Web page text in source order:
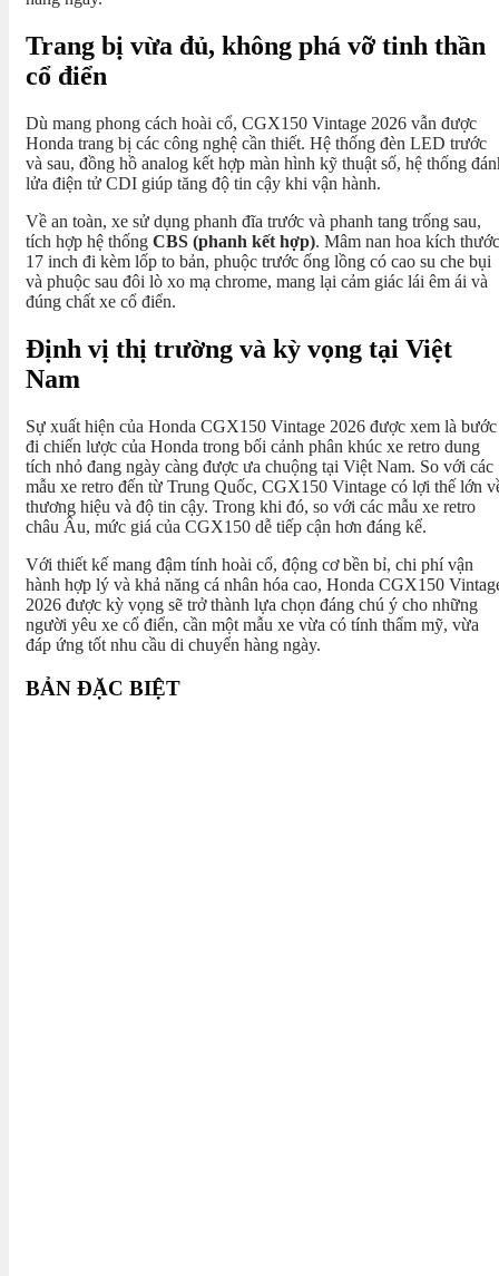
Trang bị vừa đủ, không phá vỡ tinh thần
cổ điển
Dù mang phong cách hoài cổ, CGX150 Vintage 2026 vẫn được
Honda trang bị các công nghệ cần thiết. Hệ thống đèn LED trước
và sau, đồng hồ analog kết hợp màn hình kỹ thuật số, hệ thống
lửa điện tử CDI giúp tăng độ tin cậy khi vận hành.
Về an toàn, xe sử dụng phanh đĩa trước và phanh tang trống sau,
tích hợp hệ thống CBS (phanh kết hợp). Mâm nan hoa kích thước
17 inch đi kèm lốp to bản, phuộc trước ống lồng có cao su che bụi
và phuộc sau đôi lò xo mạ chrome, mang lại cảm giác lái êm ái và
đúng chất xe cổ điển.
Định vị thị trường và kỳ vọng tại Việt
Nam
Sự xuất hiện của Honda CGX150 Vintage 2026 được xem là bước
đi chiến lược của Honda trong bối cảnh phân khúc xe retro dung
tích nhỏ đang ngày càng được ưa chuộng tại Việt Nam. So với các
mẫu xe retro đến từ Trung Quốc, CGX150 Vintage có lợi thế lớn
thương hiệu và độ tin cậy. Trong khi đó, so với các mẫu xe retro
châu Âu, mức giá của CGX150 dễ tiếp cận hơn đáng kể.
Với thiết kế mang đậm tính hoài cổ, động cơ bền bỉ, chi phí vận
hành hợp lý và khả năng cá nhân hóa cao, Honda CGX150
2026 được kỳ vọng sẽ trở thành lựa chọn đáng chú ý cho những
người yêu xe cổ điển, cần một mẫu xe vừa có tính thẩm mỹ, vừa
đáp ứng tốt nhu cầu di chuyển hàng ngày.
BẢN ĐẶC BIỆT